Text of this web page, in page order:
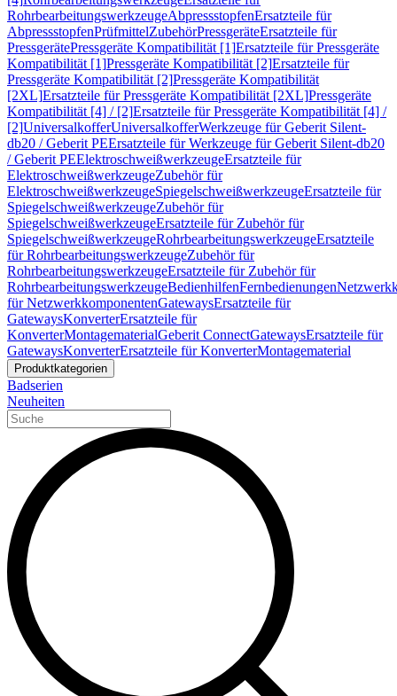
RohrbearbeitungswerkzeugeAbpressstopfenErsatzteile für
AbpressstopfenPrüfmittelZubehörPressgeräteErsatzteile für
PressgerätePressgeräte Kompatibilität [1]Ersatzteile für Pressgeräte
Kompatibilität [1]Pressgeräte Kompatibilität [2]Ersatzteile für
Pressgeräte Kompatibilität [2]Pressgeräte Kompatibilität
[2XL]Ersatzteile für Pressgeräte Kompatibilität [2XL]Pressgeräte
Kompatibilität [4] / [2]Ersatzteile für Pressgeräte Kompatibilität [4] /
[2]UniversalkofferUniversalkofferWerkzeuge für Geberit Silent-
db20 / Geberit PEErsatzteile für Werkzeuge für Geberit Silent-db20
/ Geberit PEElektroschweißwerkzeugeErsatzteile für
ElektroschweißwerkzeugeZubehör für
ElektroschweißwerkzeugeSpiegelschweißwerkzeugeErsatzteile für
SpiegelschweißwerkzeugeZubehör für
SpiegelschweißwerkzeugeErsatzteile für Zubehör für
SpiegelschweißwerkzeugeRohrbearbeitungswerkzeugeErsatzteile
für RohrbearbeitungswerkzeugeZubehör für
RohrbearbeitungswerkzeugeErsatzteile für Zubehör für
RohrbearbeitungswerkzeugeBedienhilfenFernbedienungen
für NetzwerkkomponentenGatewaysErsatzteile für
GatewaysKonverterErsatzteile für
KonverterMontagematerialGeberit ConnectGatewaysErsatzteile für
GatewaysKonverterErsatzteile für KonverterMontagematerial
Produktkategorien
Badserien
Neuheiten